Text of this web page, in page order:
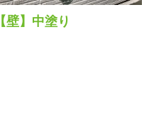
【壁】中塗り